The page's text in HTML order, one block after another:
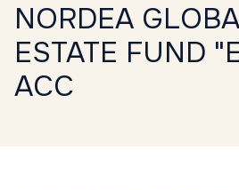
NORDEA
ESTATE FUND
ACC